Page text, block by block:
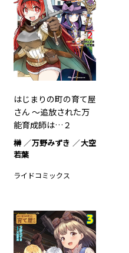
はじまりの町の育て屋
さん ～追放された万
能育成師は…２
榊 万野みずき
大空
若葉
ライドコミックス